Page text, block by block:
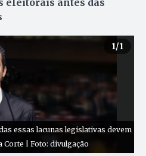
eleitorais antes das
1/1
essas lacunas legislativas devem
Corte | Foto: divulgação